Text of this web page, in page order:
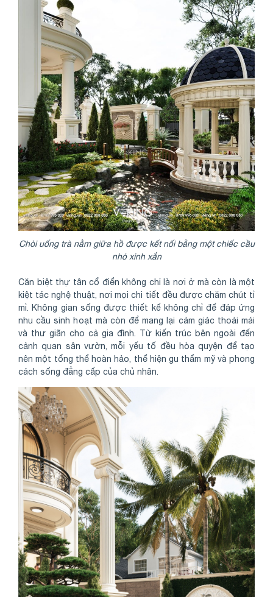
Chòi uống trà nằm giữa hồ được kết nối bằng một chiếc cầu
nhỏ xinh xắn
Căn biệt thự tân cổ điển không chỉ là nơi ở mà còn là một
kiệt tác nghệ thuật, nơi mọi chi tiết đều được chăm chút tỉ
mỉ. Không gian sống được thiết kế không chỉ để đáp ứng
nhu cầu sinh hoạt mà còn để mang lại cảm giác thoải mái
và thư giãn cho cả gia đình. Từ kiến trúc bên ngoài đến
cảnh quan sân vườn, mỗi yếu tố đều hòa quyện để tạo
nên một tổng thể hoàn hảo, thể hiện gu thẩm mỹ và phong
cách sống đẳng cấp của chủ nhân.